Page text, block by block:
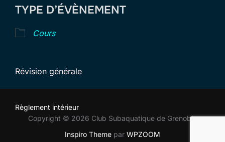
TYPE D’ÉVÈNEMENT
Cours
Révision générale
Règlement intérieur
Copyright © 2026 Club Subaquatique de Grenoble
Inspiro Theme par WPZOOM